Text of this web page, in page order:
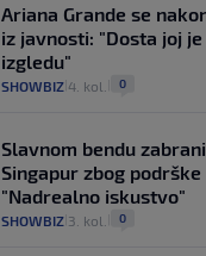
Ariana Grande se
iz javnosti: "Dosta joj
izgledu"
SHOWBIZ 4. kol. 0
Slavnom bendu
Singapur zbog
"Nadrealno iskustvo"
SHOWBIZ 3. kol. 0